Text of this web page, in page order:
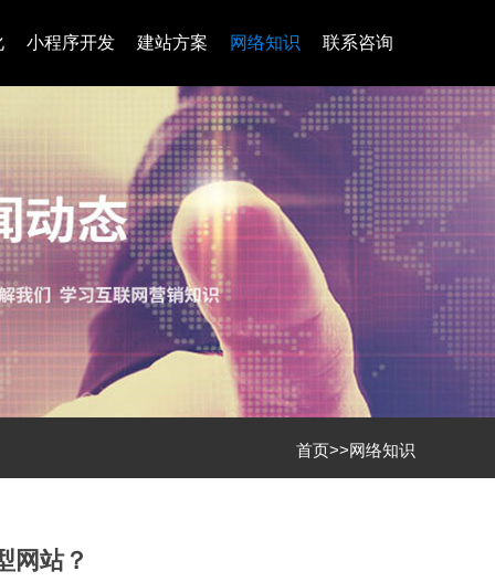
小程序开发 建站方案 网络知识 联系咨询
首页>>网络知识
网站？